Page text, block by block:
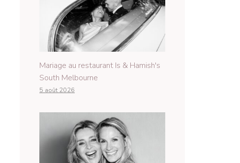
Mariage au restaurant Is & Hamish's
South Melbourne
5 août 2026